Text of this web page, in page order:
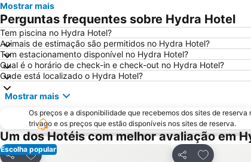
Mostrar mais
Perguntas frequentes sobre Hydra Hotel
Tem piscina no Hydra Hotel?
Animais de estimação são permitidos no Hydra Hotel?
Tem estacionamento disponível no Hydra Hotel?
Qual é o horário de check-in e check-out no Hydra Hotel?
Onde está localizado o Hydra Hotel?
Mostrar mais
Os preços e a disponibilidade que recebemos dos sites de
trivago e os preços que estão disponíveis nos sites de reserva.
Um dos Hotéis com melhor avaliação em
Escolha popular
Adicionar aos favoritos Adicionar